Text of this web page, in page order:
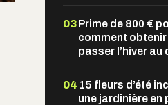
03Prime de 800 €
comment
passer l’hiver au
04 15 fleurs d’été
une jardinière en